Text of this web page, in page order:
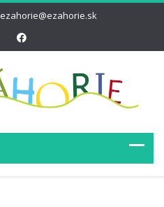
ezahorie@ezahorie.sk